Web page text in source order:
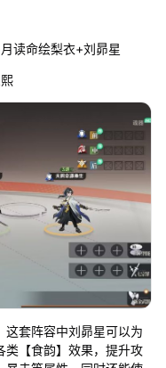
读命绘梨衣+刘昴星
这套阵容中刘昴星可以为
类【食韵】效果，提升攻